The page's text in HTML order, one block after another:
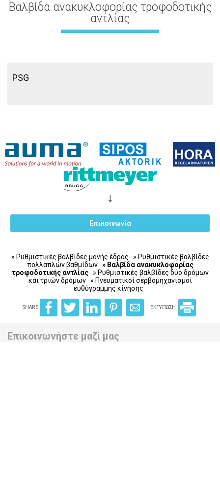
Βαλβίδα ανακυκλοφορίας τροφοδοτικής
αντλίας
PSG
↓
Επικοινωνία
» Ρυθμιστικές βαλβίδες μονής έδρας
» Ρυθμιστικές βαλβίδες
πολλαπλών βαθμίδων » Βαλβίδα ανακυκλοφορίας
τροφοδοτικής αντλίας
» Ρυθμιστικές βαλβίδες δύο δρόμων
και τριών δρόμων
» Πνευματικοί σερβομηχανισμοί
ευθύγραμμης κίνησης
SHARE ΕΚΤΥΠΩΣΗ
Επικοινωνήστε μαζί μας